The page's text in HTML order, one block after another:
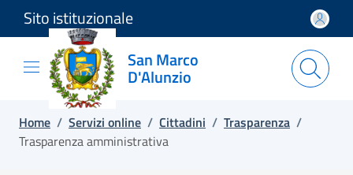
Salta e vai al contenuto
Salta e vai al footer
Sito istituzionale
San Marco
D'Alunzio
Home / Servizi online / Cittadini / Trasparenza /
Trasparenza amministrativa